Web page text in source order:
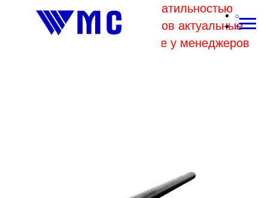
В связи с высокой волатильностью
отпускных цен комбинатов актуальные
цены на металл уточняйте у менеджеров